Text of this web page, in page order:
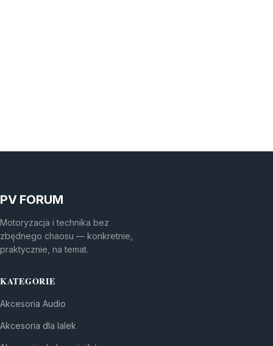
PV FORUM
Motoryzacja i technika bez
zbędnego chaosu — konkretnie,
praktycznie, na temat.
KATEGORIE
Akcesoria Audio
Akcesoria dla lalek